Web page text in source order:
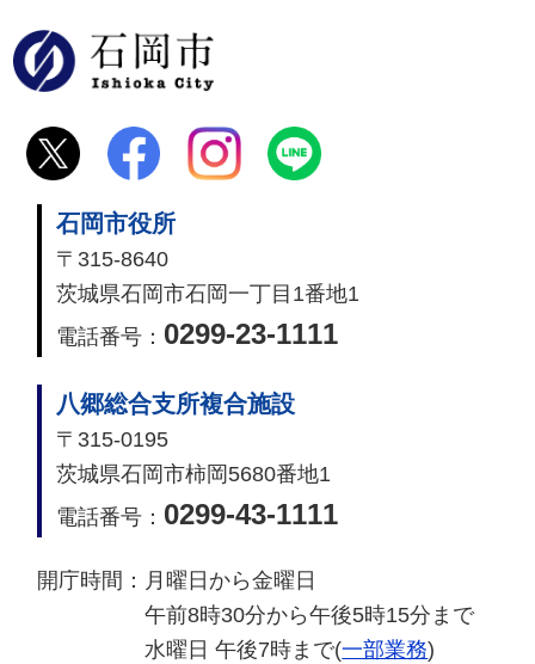
石岡市役所
〒315-8640
茨城県石岡市石岡一丁目1番地1
電話番号： 0299-23-1111
八郷総合支所複合施設
〒315-0195
茨城県石岡市柿岡5680番地1
電話番号： 0299-43-1111
開庁時間： 月曜日から金曜日
午前8時30分から午後5時15分まで
水曜日 午後7時まで(一部業務)